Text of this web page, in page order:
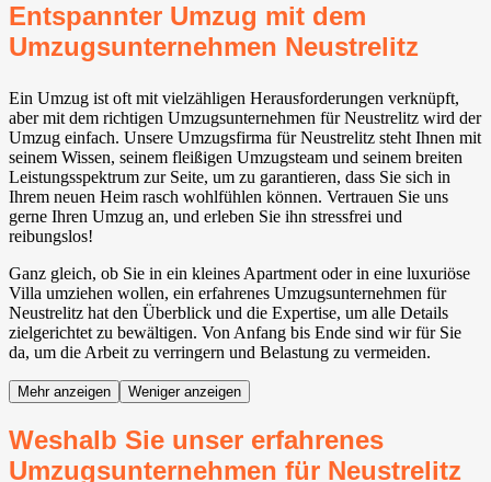
Entspannter Umzug mit dem
Umzugsunternehmen Neustrelitz
Ein Umzug ist oft mit vielzähligen Herausforderungen verknüpft,
aber mit dem richtigen Umzugsunternehmen für Neustrelitz wird der
Umzug einfach. Unsere Umzugsfirma für Neustrelitz steht Ihnen mit
seinem Wissen, seinem fleißigen Umzugsteam und seinem breiten
Leistungsspektrum zur Seite, um zu garantieren, dass Sie sich in
Ihrem neuen Heim rasch wohlfühlen können. Vertrauen Sie uns
gerne Ihren Umzug an, und erleben Sie ihn stressfrei und
reibungslos!
Ganz gleich, ob Sie in ein kleines Apartment oder in eine luxuriöse
Villa umziehen wollen, ein erfahrenes Umzugsunternehmen für
Neustrelitz hat den Überblick und die Expertise, um alle Details
zielgerichtet zu bewältigen. Von Anfang bis Ende sind wir für Sie
da, um die Arbeit zu verringern und Belastung zu vermeiden.
Mehr anzeigen Weniger anzeigen
Weshalb Sie unser erfahrenes
Umzugsunternehmen für Neustrelitz